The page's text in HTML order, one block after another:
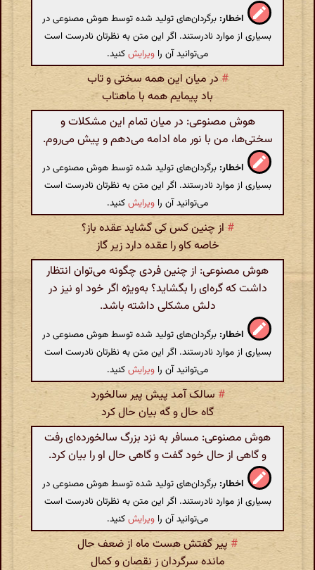
اخطار: برگردان‌های تولید شده توسط هوش مصنوعی در
بسیاری از موارد نادرستند. اگر این متن به نظرتان نادرست است
می‌توانید آن را ویرایشکنید.
#در میان این همه سختی و تاب
باد پیمایم همه با ماهتاب
هوش مصنوعی: در میان تمام این مشکلات و
سختی‌ها، من با نور ماه ادامه می‌دهم و پیش می‌روم.
اخطار: برگردان‌های تولید شده توسط هوش مصنوعی در
بسیاری از موارد نادرستند. اگر این متن به نظرتان نادرست است
می‌توانید آن را ویرایشکنید.
# از چنین کس کی گشاید عقده باز؟
خاصه کاو را عقده دارد زیر گاز
هوش مصنوعی: از چنین فردی چگونه می‌توان انتظار
داشت که گره‌ای را بگشاید؟ به‌ویژه اگر خود او نیز در
دلش مشکلی داشته باشد.
اخطار: برگردان‌های تولید شده توسط هوش مصنوعی در
بسیاری از موارد نادرستند. اگر این متن به نظرتان نادرست است
می‌توانید آن را ویرایشکنید.
# سالک آمد پیش پیر سالخورد
گاه حال و گه بیان حال کرد
هوش مصنوعی: مسافر به نزد بزرگ سالخورده‌ای رفت
و گاهی از حال خود گفت و گاهی حال او را بیان کرد.
اخطار: برگردان‌های تولید شده توسط هوش مصنوعی در
بسیاری از موارد نادرستند. اگر این متن به نظرتان نادرست است
می‌توانید آن را ویرایشکنید.
# پیر گفتش هست ماه از ضعف حال
مانده سرگردان ز نقصان و کمال